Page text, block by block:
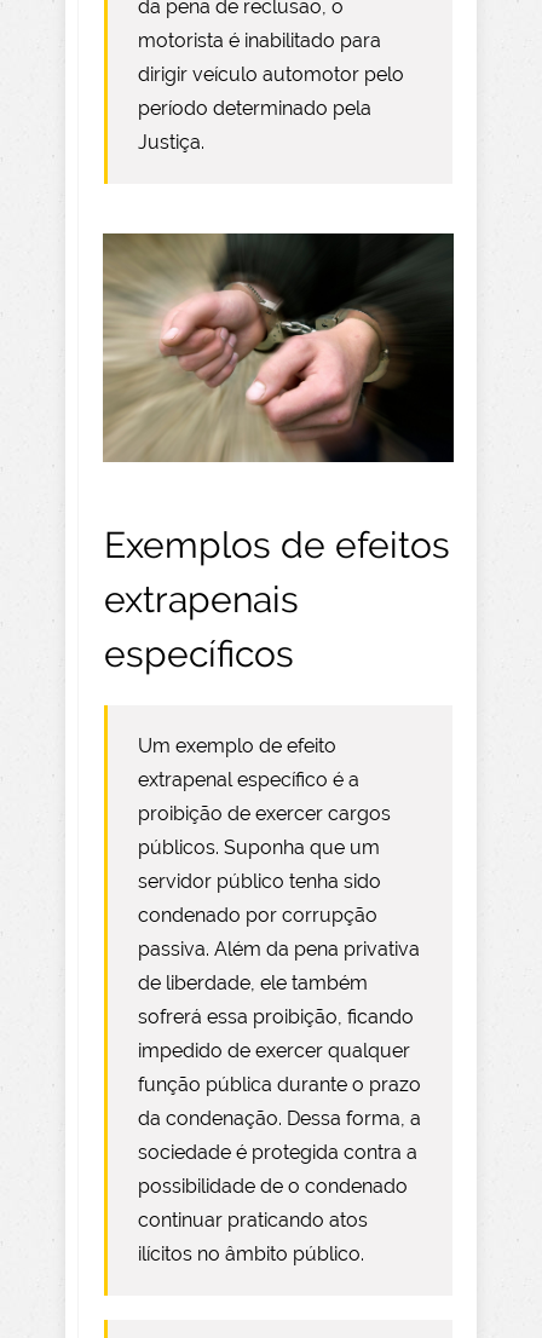
da pena de reclusão, o
motorista é inabilitado para
dirigir veículo automotor pelo
período determinado pela
Justiça.
Exemplos de efeitos
extrapenais
específicos
Um exemplo de efeito
extrapenal específico é a
proibição de exercer cargos
públicos. Suponha que um
servidor público tenha sido
condenado por corrupção
passiva. Além da pena privativa
de liberdade, ele também
sofrerá essa proibição, ficando
impedido de exercer qualquer
função pública durante o prazo
da condenação. Dessa forma, a
sociedade é protegida contra a
possibilidade de o condenado
continuar praticando atos
ilícitos no âmbito público.